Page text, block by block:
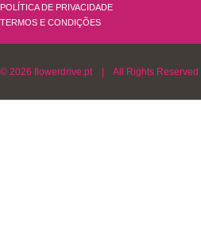
POLÍTICA DE PRIVACIDADE
TERMOS E CONDIÇÕES
© 2026 flowerdrive.pt | All Rights Reserved